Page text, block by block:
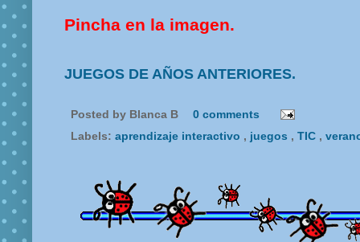
Pincha en la imagen.
JUEGOS DE AÑOS ANTERIORES.
Posted by Blanca B
0 comments
Labels: aprendizaje interactivo , juegos , TIC ,